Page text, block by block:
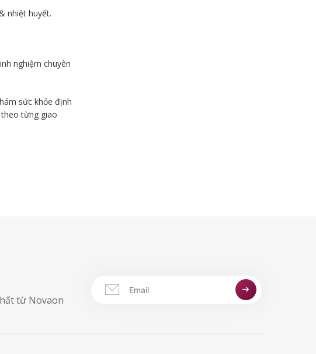
nhiệt huyết.
nghiệm chuyên
sức khỏe định
từng giao
từ Novaon